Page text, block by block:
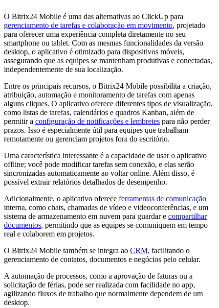
O Bitrix24 Mobile é uma das alternativas ao ClickUp para
gerenciamento de tarefas e colaboração em movimento, projetado
para oferecer uma experiência completa diretamente no seu
smartphone ou tablet. Com as mesmas funcionalidades da versão
desktop, o aplicativo é otimizado para dispositivos móveis,
assegurando que as equipes se mantenham produtivas e conectadas,
independentemente de sua localização.
Entre os principais recursos, o Bitrix24 Mobile possibilita a criação,
atribuição, automação e monitoramento de tarefas com apenas
alguns cliques. O aplicativo oferece diferentes tipos de visualização,
como listas de tarefas, calendários e quadros Kanban, além de
permitir a configuração de notificações e lembretes para não perder
prazos. Isso é especialmente útil para equipes que trabalham
remotamente ou gerenciam projetos fora do escritório.
Uma característica interessante é a capacidade de usar o aplicativo
offline; você pode modificar tarefas sem conexão, e elas serão
sincronizadas automaticamente ao voltar online. Além disso, é
possível extrair relatórios detalhados de desempenho.
Adicionalmente, o aplicativo oferece ferramentas de comunicação
interna, como chats, chamadas de vídeo e videoconferências, e um
sistema de armazenamento em nuvem para guardar e compartilhar
documentos, permitindo que as equipes se comuniquem em tempo
real e colaborem em projetos.
O Bitrix24 Mobile também se integra ao CRM, facilitando o
gerenciamento de contatos, documentos e negócios pelo celular.
A automação de processos, como a aprovação de faturas ou a
solicitação de férias, pode ser realizada com facilidade no app,
agilizando fluxos de trabalho que normalmente dependem de um
desktop.